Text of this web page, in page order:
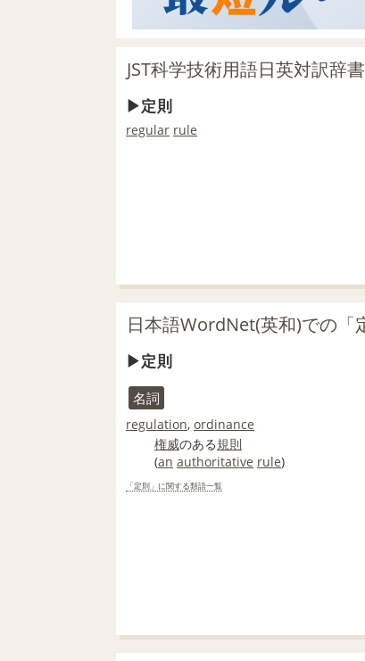
JST科学技術用語日英対訳辞
定則
regular rule
日本語WordNet(英和)での「
定則
名詞
regulation, ordinance
権威のある規則
(an authoritative rule)
「定則」に関する類語一覧